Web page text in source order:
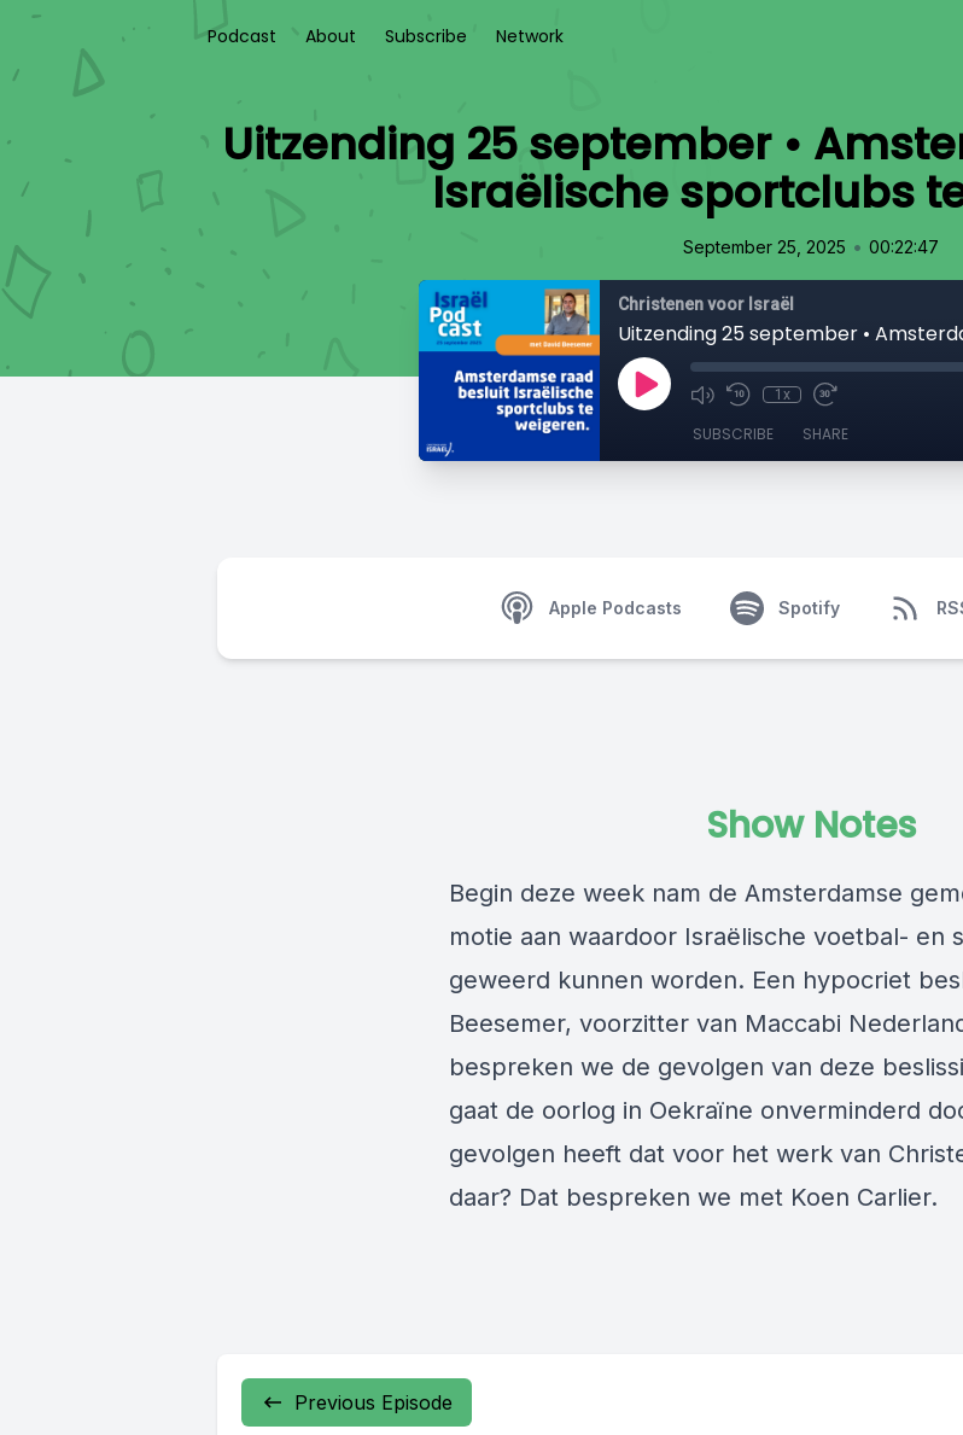
Podcast About Subscribe Network
Uitzending 25 september •
Israëlische sportclubs
September 25, 2025 • 00:22:47
Christenen voor Israël
1x
SUBSCRIBE SHARE
Apple Podcasts Spotify
Show Notes
Begin deze week nam de Amsterdamse
motie aan waardoor Israëlische voetbal- en
geweerd kunnen worden. Een hypocriet
Beesemer, voorzitter van Maccabi
bespreken we de gevolgen van deze
gaat de oorlog in Oekraïne onverminderd
gevolgen heeft dat voor het werk van
daar? Dat bespreken we met Koen Carlier.
Previous Episode